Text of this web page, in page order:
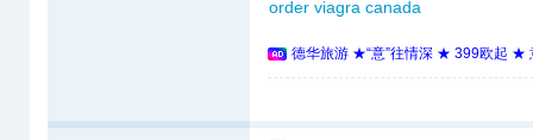
order viagra canada
德华旅游 ★“意”往情深 ★ 399欧起 ★